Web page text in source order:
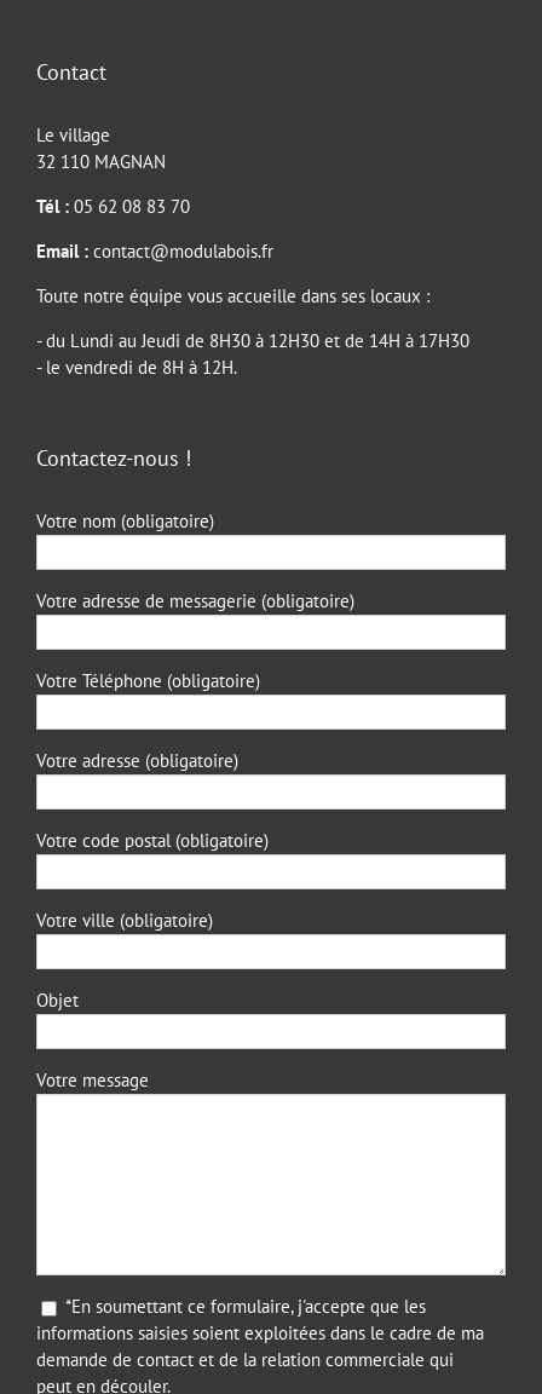
Contact
Le village
32 110 MAGNAN
Tél : 05 62 08 83 70
Email : contact@modulabois.fr
Toute notre équipe vous accueille dans ses locaux :
- du Lundi au Jeudi de 8H30 à 12H30 et de 14H à 17H30
- le vendredi de 8H à 12H.
Contactez-nous !
Votre nom (obligatoire)
Votre adresse de messagerie (obligatoire)
Votre Téléphone (obligatoire)
Votre adresse (obligatoire)
Votre code postal (obligatoire)
Votre ville (obligatoire)
Objet
Votre message
*En soumettant ce formulaire, j'accepte que les
informations saisies soient exploitées dans le cadre de ma
demande de contact et de la relation commerciale qui
peut en découler.